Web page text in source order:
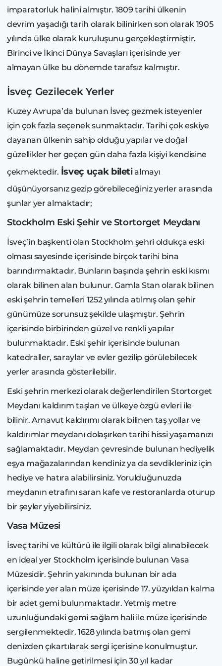
imparatorluk halini almıştır. 1809 tarihi ülkenin
devrim yaşadığı tarih olarak bilinirken son olarak 1905
yılında ülke olarak kuruluşunu gerçekleştirmiştir.
Birinci ve İkinci Dünya Savaşları içerisinde yer
almayan ülke bu dönemde tarafsız kalmıştır.
İsveç Gezilecek Yerler
Kuzey Avrupa’da bulunan İsveç gezmek isteyenler
için çok fazla seçenek sunmaktadır. Tarihi çok eskiye
dayanan ülkenin sahip olduğu yapılar ve doğal
güzellikler her geçen gün daha fazla kişiyi kendisine
çekmektedir. İsveç uçak biletialmayı
düşünüyorsanız gezip görebileceğiniz yerler arasında
şunlar yer almaktadır;
Stockholm Eski Şehir ve Stortorget Meydanı
İsveç’in başkenti olan Stockholm şehri oldukça eski
olması sayesinde içerisinde birçok tarihi bina
barındırmaktadır. Bunların başında şehrin eski kısmı
olarak bilinen alan bulunur. Gamla Stan olarak bilinen
eski şehrin temelleri 1252 yılında atılmış olan şehir
günümüze sorunsuz şekilde ulaşmıştır. Şehrin
içerisinde birbirinden güzel ve renkli yapılar
bulunmaktadır. Eski şehir içerisinde bulunan
katedraller, saraylar ve evler gezilip görülebilecek
yerler arasında gösterilebilir.
Eski şehrin merkezi olarak değerlendirilen Stortorget
Meydanı kaldırım taşları ve ülkeye özgü evleri ile
bilinir. Arnavut kaldırımı olarak bilinen taş yollar ve
kaldırımlar meydanı dolaşırken tarihi hissi yaşamanızı
sağlamaktadır. Meydan çevresinde bulunan hediyelik
eşya mağazalarından kendiniz ya da sevdikleriniz için
hediye ve hatıra alabilirsiniz. Yorulduğunuzda
meydanın etrafını saran kafe ve restoranlarda oturup
bir şeyler yiyebilirsiniz.
Vasa Müzesi
İsveç tarihi ve kültürü ile ilgili olarak bilgi alınabilecek
en ideal yer Stockholm içerisinde bulunan Vasa
Müzesidir. Şehrin yakınında bulunan bir ada
içerisinde yer alan müze içerisinde 17. yüzyıldan kalma
bir adet gemi bulunmaktadır. Yetmiş metre
uzunluğundaki gemi sağlam hali ile müze içerisinde
sergilenmektedir. 1628 yılında batmış olan gemi
denizden çıkartılarak sergi içerisine konulmuştur.
Bugünkü haline getirilmesi için 30 yıl kadar